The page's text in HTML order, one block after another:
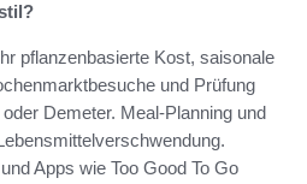
pflanzenbasierte Kost, saisonale
und Prüfung
Demeter. Meal-Planning und
Apps wie Too Good To Go